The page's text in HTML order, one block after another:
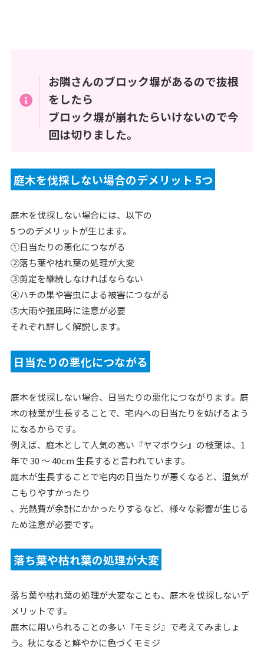
お隣さんのブロック塀があるので抜根
をしたら
ブロック塀が崩れたらいけないので今
回は切りました。
庭木を伐採しない場合のデメリット 5つ
庭木を伐採しない場合には、以下の
5 つのデメリットが生じます。
①日当たりの悪化につながる
②落ち葉や枯れ葉の処理が大変
③剪定を継続しなければならない
④ハチの巣や害虫による被害につながる
⑤大雨や強風時に注意が必要
それぞれ詳しく解説します。
日当たりの悪化につながる
庭木を伐採しない場合、日当たりの悪化につながります。庭
木の枝葉が生長することで、宅内への日当たりを妨げるよう
になるからです。
例えば、庭木として人気の高い『ヤマボウシ』の枝葉は、1
年で 30 〜 40cm 生長すると言われています。
庭木が生長することで宅内の日当たりが悪くなると、湿気が
こもりやすかったり
、光熱費が余計にかかったりするなど、様々な影響が生じる
ため注意が必要です。
落ち葉や枯れ葉の処理が大変
落ち葉や枯れ葉の処理が大変なことも、庭木を伐採しないデ
メリットです。
庭木に用いられることの多い『モミジ』で考えてみましょ
う。秋になると鮮やかに色づくモミジ